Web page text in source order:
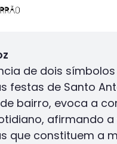
de dois
festas de Santo
bairro, evoca a
afirmando
que constituem a